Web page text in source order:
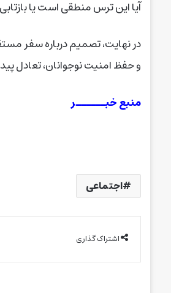
آیا این ترس منطقی است یا
در نهایت، تصمیم درباره سفر
و حفظ امنیت نوجوانان، تعادل
منبع خبــــــر
اجتماعی
اشتراک گذاری